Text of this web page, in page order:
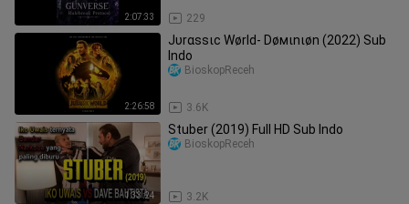
2:07:33 229
2:26:58
Jυrαѕѕιϲ Wørld- Døмιnιøn (2022) Sub
Indo
3.6K
BioskopReceh
1:33:24
Stuber (2019) Full HD Sub Indo
3.2K
BioskopReceh